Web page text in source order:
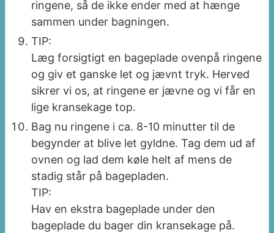
ringene, så de ikke ender med at hænge
sammen under bagningen.
TIP:
Læg forsigtigt en bageplade ovenpå ringene
og giv et ganske let og jævnt tryk. Herved
sikrer vi os, at ringene er jævne og vi får en
lige kransekage top.
Bag nu ringene i ca. 8-10 minutter til de
begynder at blive let gyldne. Tag dem ud af
ovnen og lad dem køle helt af mens de
stadig står på bagepladen.
TIP:
Hav en ekstra bageplade under den
bageplade du bager din kransekage på.